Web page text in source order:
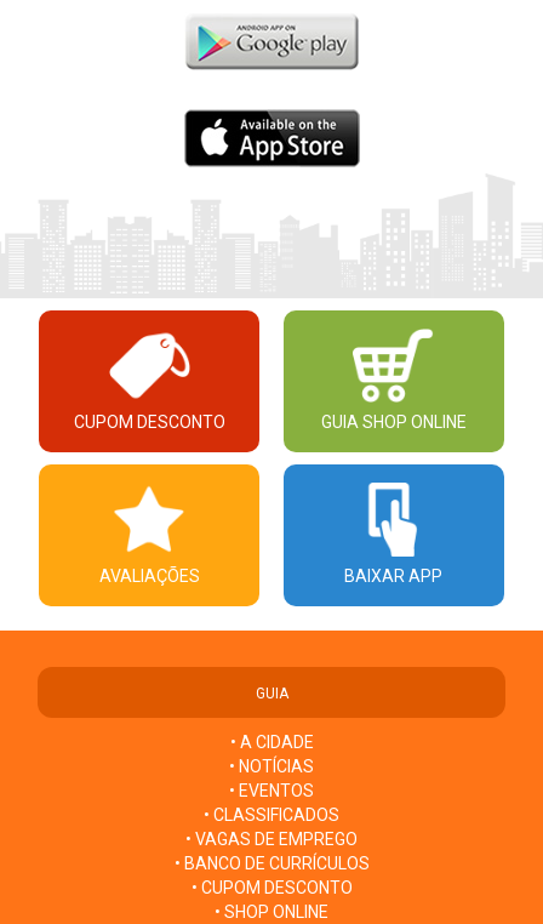
CUPOM DESCONTO GUIA SHOP ONLINE
AVALIAÇÕES BAIXAR APP
GUIA
• A CIDADE
• NOTÍCIAS
• EVENTOS
• CLASSIFICADOS
• VAGAS DE EMPREGO
• BANCO DE CURRÍCULOS
• CUPOM DESCONTO
• SHOP ONLINE